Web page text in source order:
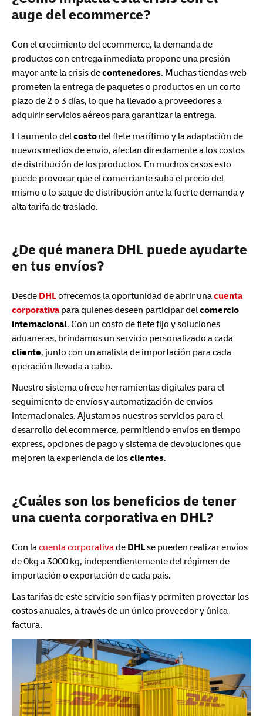
auge del ecommerce?
Con el crecimiento del ecommerce, la demanda de
productos con entrega inmediata propone una presión
mayor ante la crisis decontenedores. Muchas tiendas web
prometen la entrega de paquetes o productos en un corto
plazo de 2 o 3 días, lo que ha llevado a proveedores a
adquirir servicios aéreos para garantizar la entrega.
El aumento delcostodel flete marítimo y la adaptación de
nuevos medios de envío, afectan directamente a los costos
de distribución de los productos. En muchos casos esto
puede provocar que el comerciante suba el precio del
mismo o lo saque de distribución ante la fuerte demanda y
alta tarifa de traslado.
¿De qué manera DHL puede ayudarte
en tus envíos?
Desde DHLofrecemos la oportunidad de abrir unacuenta
corporativa para quienes deseen participar delcomercio
internacional. Con un costo de flete fijo y soluciones
aduaneras, brindamos un servicio personalizado a cada
cliente, junto con un analista de importación para cada
operación llevada a cabo.
Nuestro sistema ofrece herramientas digitales para el
seguimiento de envíos y automatización de envíos
internacionales. Ajustamos nuestros servicios para el
desarrollo del ecommerce, permitiendo envíos en tiempo
express, opciones de pago y sistema de devoluciones que
mejoren la experiencia de losclientes.
¿Cuáles son los beneficios de tener
una cuenta corporativa en DHL?
Con lacuenta corporativade DHLse pueden realizar envíos
de 0kg a 3000 kg, independientemente del régimen de
importación o exportación de cada país.
Las tarifas de este servicio son fijas y permiten proyectar los
costos anuales, a través de un único proveedor y única
factura.